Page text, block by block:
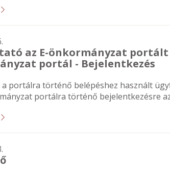
az E-önkormányzat
portál - Bejelentkezés
portálra történő belépéshez használt
portálra történő bejelentkezésre